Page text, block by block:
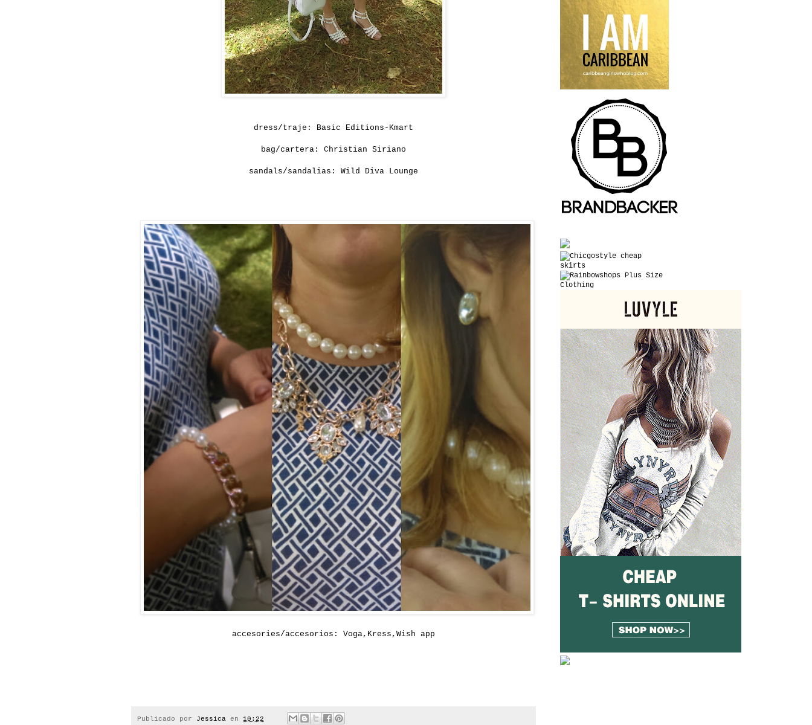
dress/traje: Basic Editions- Kmart
bag/cartera: Christian Siriano
sandals/sandalias: Wild Diva Lounge
accesories/accesorios: Voga, Kress , Wish app
Publicado por Jessica en 10:22